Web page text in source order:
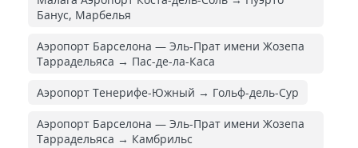
Банус, Марбелья
Аэропорт Барселона — Эль-Прат имени Жозепа
Таррадельяса → Пас-де-ла-Каса
Аэропорт Тенерифе-Южный → Гольф-дель-Сур
Аэропорт Барселона — Эль-Прат имени Жозепа
Таррадельяса → Камбрильс